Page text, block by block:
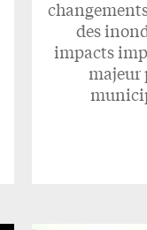
des
impacts
majeur